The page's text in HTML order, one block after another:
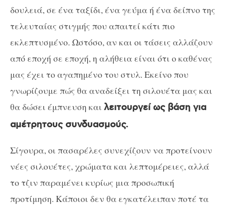
δουλειά, σε ένα ταξίδι, ένα γεύμα ή ένα δείπνο της
τελευταίας στιγμής που απαιτεί κάτι πιο
εκλεπτυσμένο. Ωστόσο, αν και οι τάσεις αλλάζουν
από εποχή σε εποχή, η αλήθεια είναι ότι ο καθένας
μας έχει το αγαπημένο του στυλ. Εκείνο που
γνωρίζουμε πώς θα αναδείξει τη σιλουέτα μας και
θα δώσει έμπνευση και λειτουργεί ως βάση για
αμέτρητους συνδυασμούς.
Σίγουρα, οι πασαρέλες συνεχίζουν να προτείνουν
νέες σιλουέτες, χρώματα και λεπτομέρειες, αλλά
το τζιν παραμένει κυρίως μια προσωπική
προτίμηση. Κάποιοι δεν θα εγκατέλειπαν ποτέ τα